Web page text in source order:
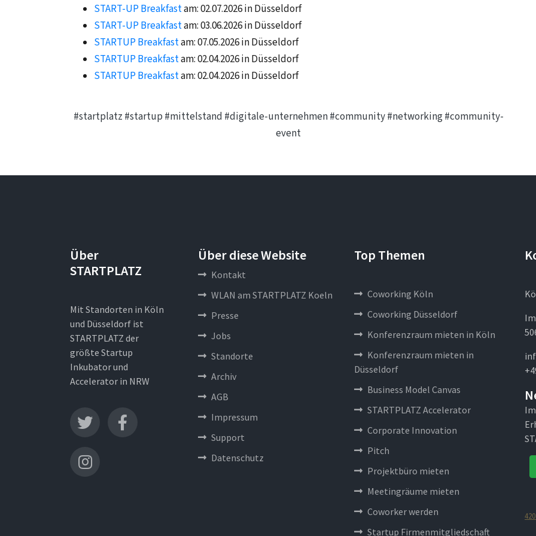
START-UP Breakfastam: 02.07.2026 in Düsseldorf
START-UP Breakfastam: 03.06.2026 in Düsseldorf
STARTUP Breakfastam: 07.05.2026 in Düsseldorf
STARTUP Breakfastam: 02.04.2026 in Düsseldorf
STARTUP Breakfastam: 02.04.2026 in Düsseldorf
#startplatz #startup #mittelstand #digitale-unternehmen#community#networking#community-
event
Über
STARTPLATZ
Mit Standorten in Köln
und Düsseldorf ist
STARTPLATZ der
größte Startup
Inkubator und
Accelerator in NRW
Über diese Website
Kontakt
WLAN am STARTPLATZ Koeln
Presse
Jobs
Standorte
Archiv
AGB
Impressum
Support
Datenschutz
Top Themen
Coworking Köln
Coworking Düsseldorf
Konferenzraum mieten in Köln
Konferenzraum mieten in
Düsseldorf
Business Model Canvas
STARTPLATZ Accelerator
Corporate Innovation
Pitch
Projektbüro mieten
Meetingräume mieten
Coworker werden
Startup Firmenmitgliedschaft
420